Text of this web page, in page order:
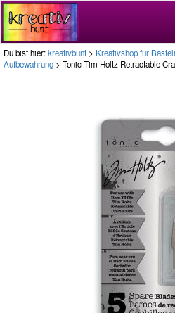
Du bist hier:kreativbunt > Kreativshop für
Aufbewahrung > Tonic Tim Holtz Retractable